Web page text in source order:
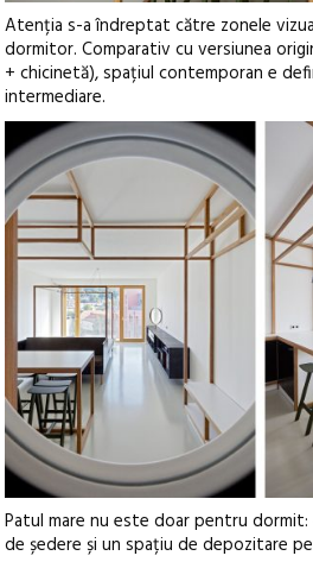
Atenția s-a îndreptat către zonele
dormitor. Comparativ cu versiunea
+ chicinetă), spațiul contemporan e
intermediare.
Patul mare nu este doar pentru dormit:
de ședere și un spațiu de depozitare